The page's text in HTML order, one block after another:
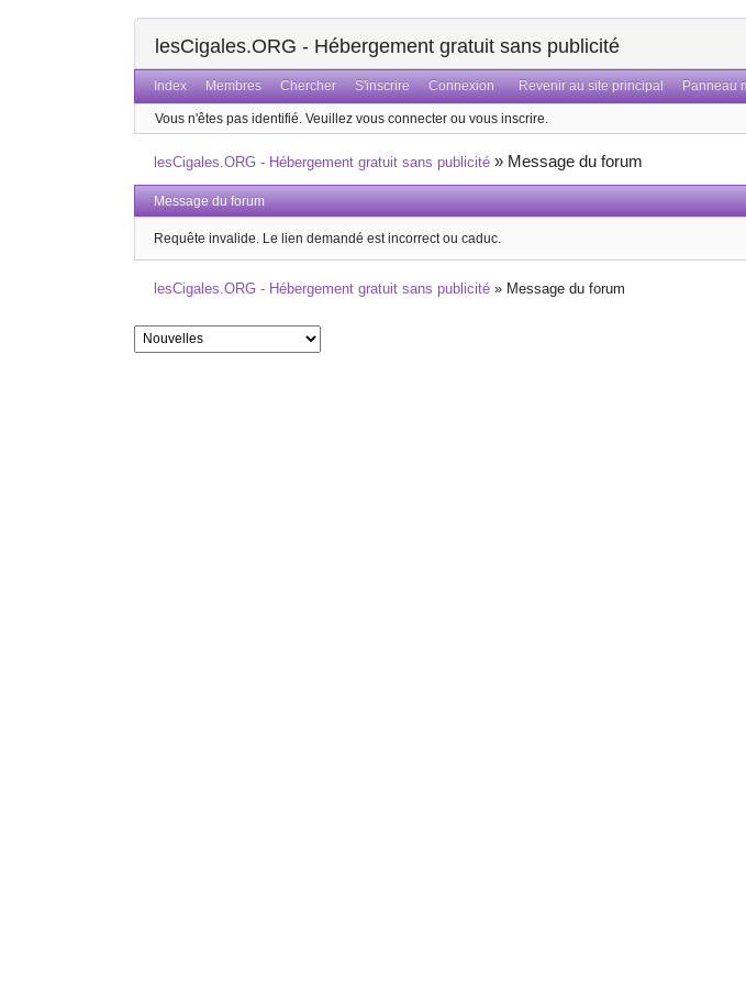
lesCigales.ORG - Hébergement gratuit sans publicité
Index Membres Chercher S'inscrire Connexion Revenir au site principal Panneau
Vous n'êtes pas identifié. Veuillez vous connecter ou vous inscrire.
lesCigales.ORG - Hébergement gratuit sans publicité » Message du forum
Message du forum
Requête invalide. Le lien demandé est incorrect ou caduc.
lesCigales.ORG - Hébergement gratuit sans publicité » Message du forum